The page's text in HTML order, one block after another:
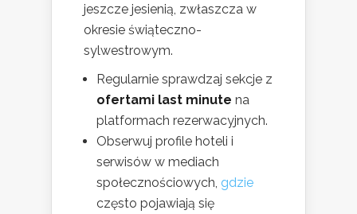
jeszcze jesienią, zwłaszcza w
okresie świąteczno-
sylwestrowym.
Regularnie sprawdzaj sekcje z
ofertami last minute na
platformach rezerwacyjnych.
Obserwuj profile hoteli i
serwisów w mediach
społecznościowych, gdzie
często pojawiają się